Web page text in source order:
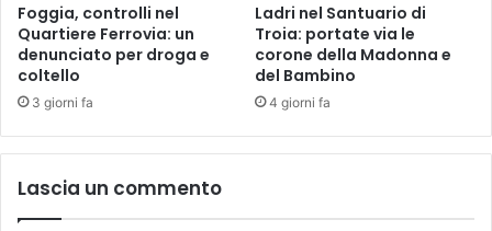
Foggia, controlli nel
Quartiere Ferrovia: un
denunciato per droga e
coltello
3 giorni fa
Ladri nel Santuario di
Troia: portate via le
corone della Madonna e
del Bambino
4 giorni fa
Lascia un commento